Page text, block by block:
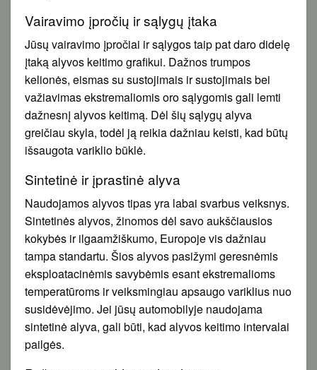
Vairavimo įpročių ir sąlygų įtaka
Jūsų vairavimo įpročiai ir sąlygos taip pat daro didelę
įtaką alyvos keitimo grafikui. Dažnos trumpos
kelionės, eismas su sustojimais ir sustojimais bei
važiavimas ekstremaliomis oro sąlygomis gali lemti
dažnesnį alyvos keitimą. Dėl šių sąlygų alyva
greičiau skyla, todėl ją reikia dažniau keisti, kad būtų
išsaugota variklio būklė.
Sintetinė ir įprastinė alyva
Naudojamos alyvos tipas yra labai svarbus veiksnys.
Sintetinės alyvos, žinomos dėl savo aukščiausios
kokybės ir ilgaamžiškumo, Europoje vis dažniau
tampa standartu. Šios alyvos pasižymi geresnėmis
eksploatacinėmis savybėmis esant ekstremalioms
temperatūroms ir veiksmingiau apsaugo variklius nuo
susidėvėjimo. Jei jūsų automobilyje naudojama
sintetinė alyva, gali būti, kad alyvos keitimo intervalai
pailgės.